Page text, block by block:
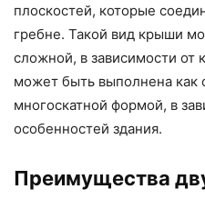
плоскостей, которые
гребне. Такой вид крыши
сложной, в зависимости от
может быть выполнена как
многоскатной формой, в
особенностей здания.
Преимущества